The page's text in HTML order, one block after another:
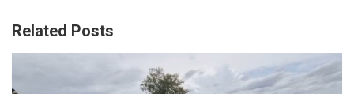
Related Posts